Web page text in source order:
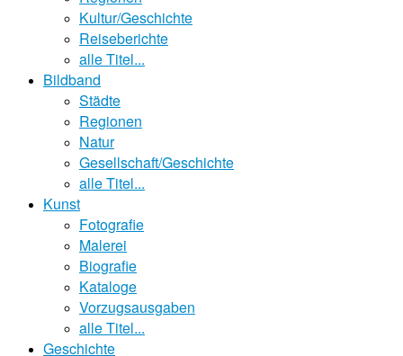
Kultur/Geschichte
Reiseberichte
alle Titel...
Bildband
Städte
Regionen
Natur
Gesellschaft/Geschichte
alle Titel...
Kunst
Fotografie
Malerei
Biografie
Kataloge
Vorzugsausgaben
alle Titel...
Geschichte